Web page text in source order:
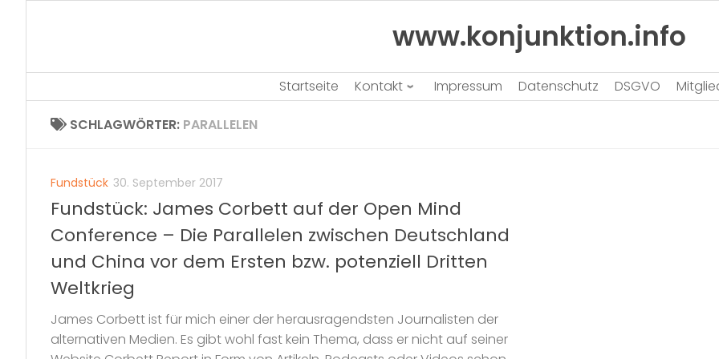
www.konjunktion.info
Startseite Kontakt Impressum Datenschutz DSGVO
SCHLAGWÖRTER: PARALLELEN
Fundstück 30. September 2017
Fundstück: James Corbett auf der Open Mind
Conference – Die Parallelen zwischen Deutschland
und China vor dem Ersten bzw. potenziell Dritten
Weltkrieg
James Corbett ist für mich einer der herausragendsten Journalisten der
alternativen Medien. Es gibt wohl fast kein Thema, dass er nicht auf seiner